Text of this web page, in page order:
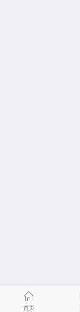
首页